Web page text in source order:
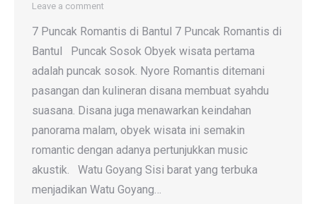
Leave a comment
7 Puncak Romantis di Bantul 7 Puncak Romantis di
Bantul Puncak Sosok Obyek wisata pertama
adalah puncak sosok. Nyore Romantis ditemani
pasangan dan kulineran disana membuat syahdu
suasana. Disana juga menawarkan keindahan
panorama malam, obyek wisata ini semakin
romantic dengan adanya pertunjukkan music
akustik. Watu Goyang Sisi barat yang terbuka
menjadikan Watu Goyang…